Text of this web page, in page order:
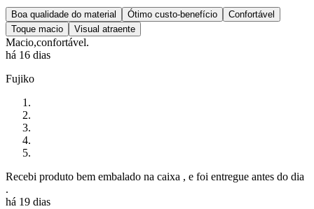
Boa qualidade do material Ótimo custo-benefício
Confortável
Toque macio
Visual atraente
Macio,confortável.
há 16 dias
Fujiko
Recebi produto bem embalado na caixa , e foi entregue antes do dia
.
há 19 dias